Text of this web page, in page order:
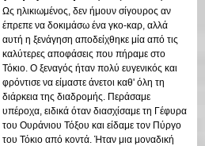
Ως ηλικιωμένος, δεν ήμουν σίγουρος αν
έπρεπε να δοκιμάσω ένα γκο-καρ, αλλά
αυτή η ξενάγηση αποδείχθηκε μία από τις
καλύτερες αποφάσεις που πήραμε στο
Τόκιο. Ο ξεναγός ήταν πολύ ευγενικός και
φρόντισε να είμαστε άνετοι καθ' όλη τη
διάρκεια της διαδρομής. Περάσαμε
υπέροχα, ειδικά όταν διασχίσαμε τη Γέφυρα
του Ουράνιου Τόξου και είδαμε τον Πύργο
του Τόκιο από κοντά. Ήταν μια μοναδική